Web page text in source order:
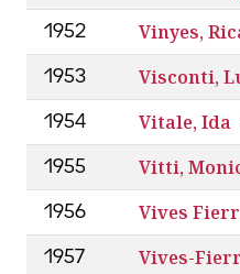
1952 Vinyes,
1953 Visconti,
1954 Vitale, Ida
1955 Vitti,
1956 Vives
1957 Vives-